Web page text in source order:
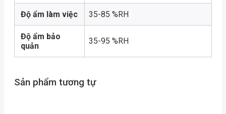
Độ ẩm làm việc 35-85 %RH
Độ ẩm bảo
quản
35-95 %RH
Sản phẩm tương tự